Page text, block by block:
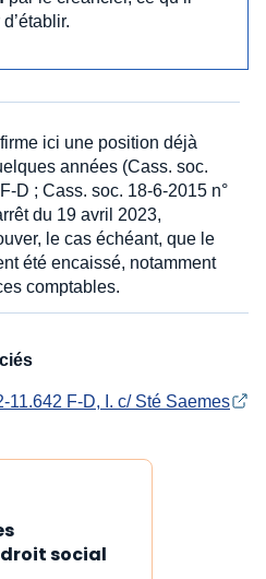
ici une position déjà
années (Cass. soc.
D ; Cass. soc. 18-6-2015 n°
du 19 avril 2023,
le cas échéant, que le
été encaissé, notamment
comptables.
11.642 F-D, I. c/ Sté Saemes
social